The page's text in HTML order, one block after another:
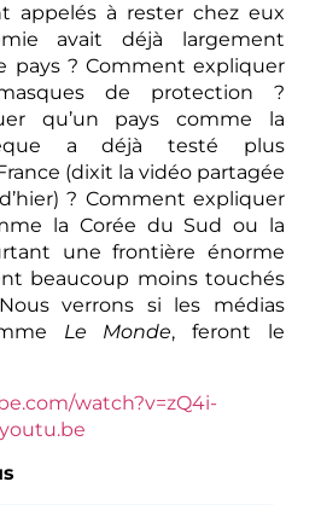
appelés à rester chez eux
avait déjà largement
pays ? Comment expliquer
de protection ?
qu’un pays comme la
a déjà testé plus
(dixit la vidéo partagée
? Comment expliquer
la Corée du Sud ou la
une frontière énorme
beaucoup moins touchés
verrons si les médias
Le Monde, feront le
watch?v=zQ4i-